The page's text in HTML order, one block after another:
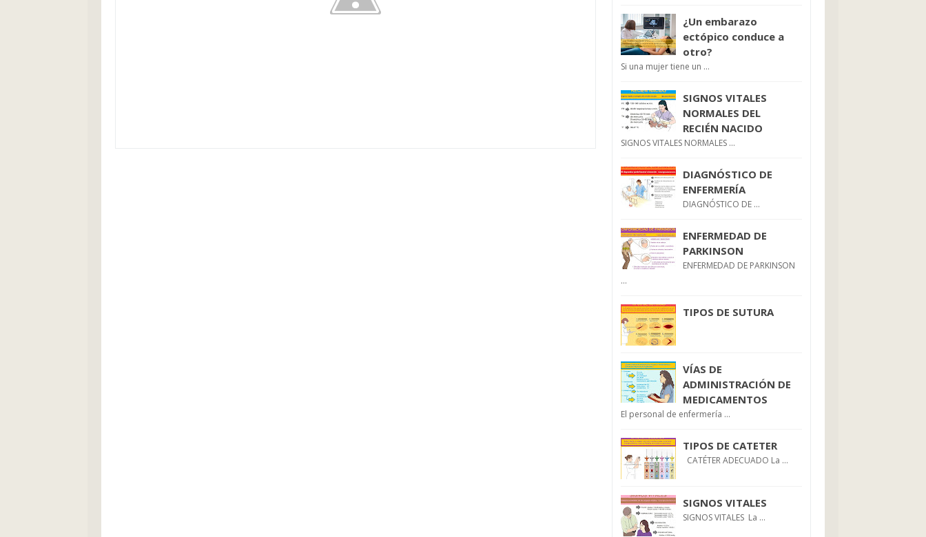
¿Un embarazo
ectópico conduce a
otro?
Si una mujer tiene un ...
SIGNOS VITALES
NORMALES DEL
RECIÉN NACIDO
SIGNOS VITALES NORMALES ...
DIAGNÓSTICO DE
ENFERMERÍA
DIAGNÓSTICO DE ...
ENFERMEDAD DE
PARKINSON
ENFERMEDAD DE PARKINSON
...
TIPOS DE SUTURA
VÍAS DE
ADMINISTRACIÓN DE
MEDICAMENTOS
El personal de enfermería ...
TIPOS DE CATETER
CATÉTER ADECUADO La ...
SIGNOS VITALES
SIGNOS VITALES La ...